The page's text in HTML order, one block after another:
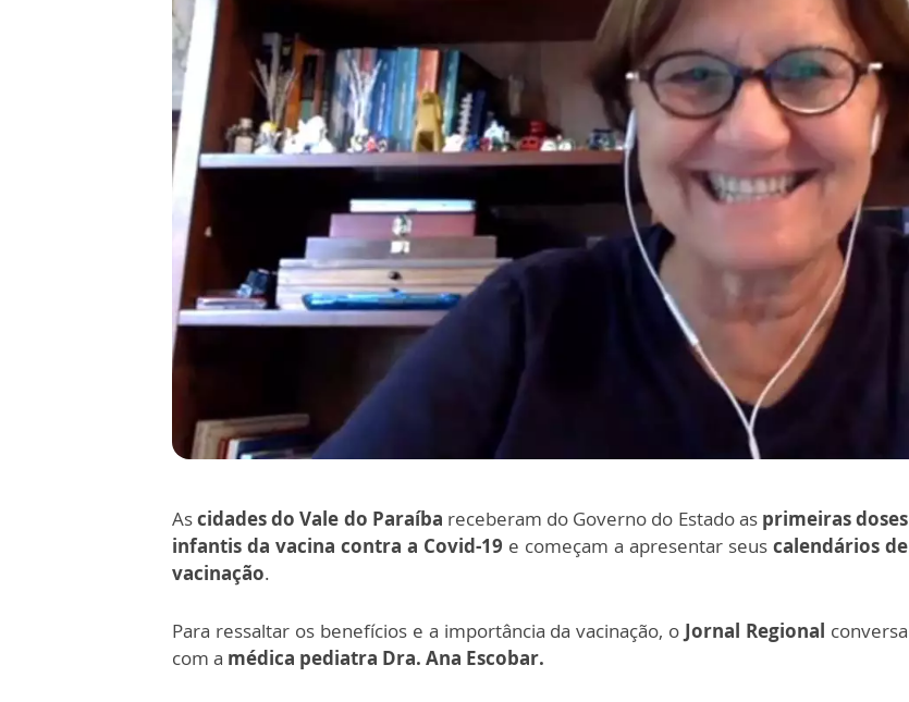
Ascidades do Vale do Paraíba receberam do Governo do Estado as primeiras doses
infantis da vacina contra a Covid-19 e começam a apresentar seus calendários de
vacinação.
Para ressaltar os benefícios e a importância da vacinação, o Jornal Regional conversa
com a médica pediatra Dra. Ana Escobar.